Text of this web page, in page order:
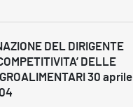
DEL DIRIGENTE
DELLE
30 aprile